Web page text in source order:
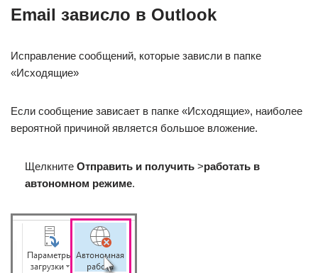
Email зависло в Outlook
Исправление сообщений, которые зависли в папке
«Исходящие»
Если сообщение зависает в папке «Исходящие», наиболее
вероятной причиной является большое вложение.
Щелкните Отправить и получить >работать в
автономном режиме.